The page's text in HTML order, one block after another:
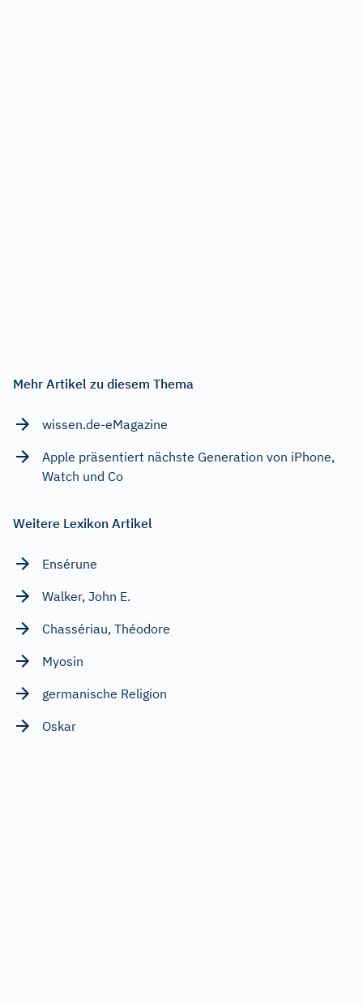
Mehr Artikel zu diesem Thema
wissen.de-eMagazine
Apple präsentiert nächste Generation von iPhone,
Watch und Co
Weitere Lexikon Artikel
Ensérune
Walker, John E.
Chassériau, Théodore
Myosin
germanische Religion
Oskar